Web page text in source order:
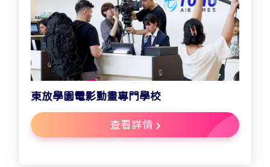
東放學園電影動畫專門學校
查看詳情